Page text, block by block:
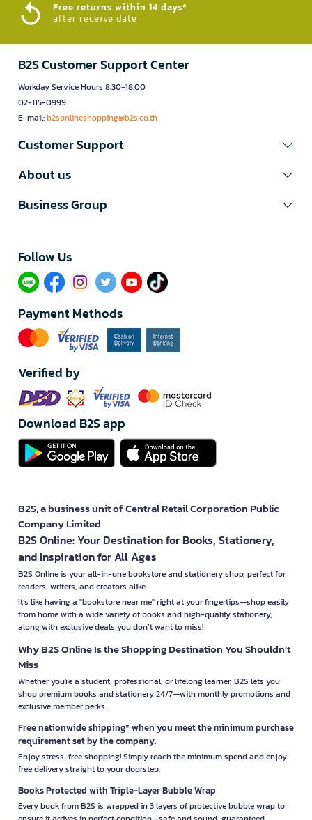
Free returns within 14 days*
after receive date
B2S Customer Support Center
Workday Service Hours 8.30-18.00
02-115-0999
E-mail:b2sonlineshopping@b2s.co.th
Customer Support
About us
Business Group
Follow Us​
Payment Methods
Verified by
Download B2S app
B2S, a business unit of Central Retail Corporation Public
Company Limited
B2S Online: Your Destination for Books, Stationery,
and Inspiration for All Ages
B2S Online is your all-in-one bookstore and stationery shop, perfect for
readers, writers, and creators alike.
It’s like having a "bookstore near me" right at your fingertips—shop easily
from home with a wide variety of books and high-quality stationery,
along with exclusive deals you don’t want to miss!
Why B2S Online Is the Shopping Destination You Shouldn’t
Miss
Whether you're a student, professional, or lifelong learner, B2S lets you
shop premium books and stationery 24/7—with monthly promotions and
exclusive member perks.
Free nationwide shipping* when you meet the minimum purchase
requirement set by the company.
Enjoy stress-free shopping! Simply reach the minimum spend and enjoy
free delivery straight to your doorstep.
Books Protected with Triple-Layer Bubble Wrap
Every book from B2S is wrapped in 3 layers of protective bubble wrap to